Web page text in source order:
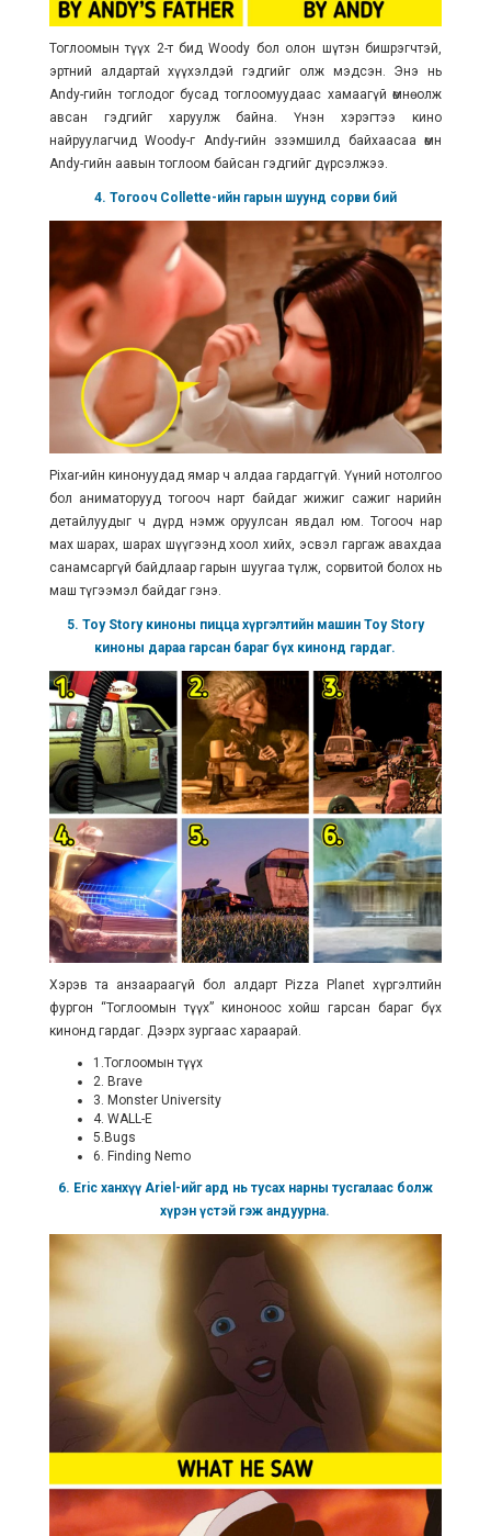
Тоглоомын түүх 2-т бид Woody бол олон шүтэн бишрэгчтэй,
эртний алдартай хүүхэлдэй гэдгийг олж мэдсэн. Энэ нь
Andy-гийн тоглодог бусад тоглоомуудаас хамаагүй өмнө олж
авсан гэдгийг харуулж байна. Үнэн хэрэгтээ кино
найруулагчид Woody-г Andy-гийн эзэмшилд байхаасаа өмнө
Andy-гийн аавын тоглоом байсан гэдгийг дүрсэлжээ.
4. Тогооч Collette-ийн гарын шуунд сорви бий
Pixar-ийн кинонуудад ямар ч алдаа гардаггүй. Үүний нотолгоо
бол аниматорууд тогооч нарт байдаг жижиг сажиг нарийн
детайлуудыг ч дүрд нэмж оруулсан явдал юм. Тогооч нар
мах шарах, шарах шүүгээнд хоол хийх, эсвэл гаргаж авахдаа
санамсаргүй байдлаар гарын шуугаа түлж, сорвитой болох нь
маш түгээмэл байдаг гэнэ.
5. Toy Story киноны пицца хүргэлтийн машин Toy Story
киноны дараа гарсан бараг бүх кинонд гардаг.
Хэрэв та анзаараагүй бол алдарт Pizza Planet хүргэлтийн
фургон “Тоглоомын түүх” киноноос хойш гарсан бараг бүх
кинонд гардаг. Дээрх зургаас хараарай.
1.Тоглоомын түүх
2. Brave
3. Monster University
4. WALL-E
5.Bugs
6. Finding Nemo
6. Eric ханхүү Ariel-ийг ард нь тусах нарны тусгалаас болж
хүрэн үстэй гэж андуурна.